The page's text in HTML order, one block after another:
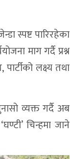
स्पष्ट पारिरहेका
माग गर्दै प्रश्न
लक्ष्य तथा
व्यक्त गर्दै अब
चिन्हमा जाने